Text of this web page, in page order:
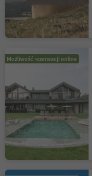
Możliwość rezerwacji online